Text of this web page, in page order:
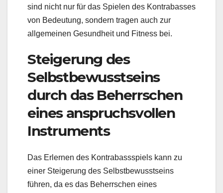
sind nicht nur für das Spielen des Kontrabasses
von Bedeutung, sondern tragen auch zur
allgemeinen Gesundheit und Fitness bei.
Steigerung des
Selbstbewusstseins
durch das Beherrschen
eines anspruchsvollen
Instruments
Das Erlernen des Kontrabassspiels kann zu
einer Steigerung des Selbstbewusstseins
führen, da es das Beherrschen eines